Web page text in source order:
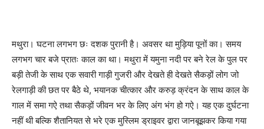
मथुरा। घटना लगभग छः दशक पुरानी है। अवसर था मुड़िया पूनों का। समय
लगभग चार बजे प्रातः काल का था। मथुरा में यमुना नदी पर बने रेल के पुल पर
बड़ी तेजी के साथ एक सवारी गाड़ी गुजरी और देखते ही देखते सैकड़ों लोग जो
रेलगाड़ी की छत पर बैठे थे, भयानक चीत्कार और करुड़ क्रंदन के साथ काल के
गाल में समा गऐ तथा सैकड़ों जीवन भर के लिए अंग भंग हो गऐ। यह एक दुर्घटना
नहीं थी बल्कि शैतानियत से भरे एक मुस्लिम ड्राइवर द्वारा जानबूझकर किया गया